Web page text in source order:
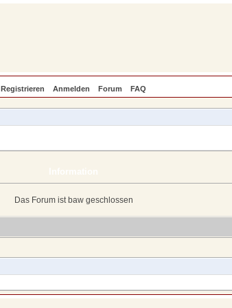
Registrieren Anmelden Forum FAQ
Das Forum ist baw geschlossen